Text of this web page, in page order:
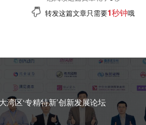
转发这篇文章只需要1秒钟哦
区‘专精特新’创新发展论坛